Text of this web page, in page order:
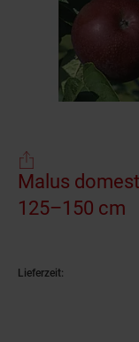
Malus
125–150 cm
Lieferzeit: